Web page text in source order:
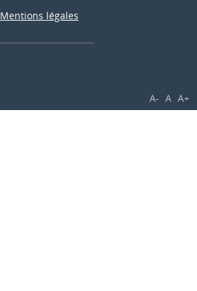
Mentions légales
A- A A+